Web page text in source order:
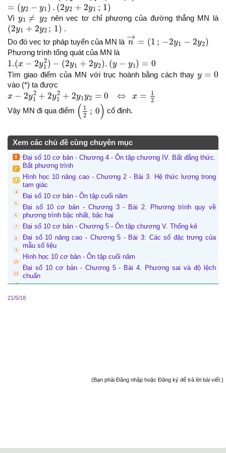
= (y2 − y1) . (2y2 + 2y1 ; 1)
y 2 2+2y 1 1)
Vì y1 ≠ y2
y1≠ y 2 nên vec tơ chỉ phương của đường thẳng MN là
(2y1 + 2y2 ; 1)
(2 y1+2 y2;1
.
Do đó vec tơ pháp tuyến của MN là
→
n = (1 ; −2y1 − 2y2)
n→
Phương trình tổng quát của MN là
1.(x − 2y2
1 ) − (2y1 + 2y2). (y − y1 ) = 0
1.(x − 2y12)− (2y1+2y 2).(y−y1)=
Tìm giao điểm của MN với trục hoành bằng cách thayy = 0
y
vào (*) ta được
x − 2y2
1 + 2y2
1 + 2y1 y2 = 0 ⇔ x =
1
2
x−2 y1 2+ 2y12+ 1 x
Vậy MN đi qua điểm ( 1
2 ; 0)
(12;0
cố định.
Xem các chủ đề cùng chuyên mục
Đại số 10 cơ bản - Chương 4 - Ôn tập chương IV. Bất đẳng thức.
Bất phương trình
Hình học 10 nâng cao - Chương 2 - Bài 3. Hệ thức lượng trong
tam giác
Đại số 10 cơ bản - Ôn tập cuối năm
Đại số 10 cơ bản - Chương 3 - Bài 2. Phương trình quy về
phương trình bậc nhất, bậc hai
Đại số 10 cơ bản - Chương 5 - Ôn tập chương V. Thống kê
Đại số 10 nâng cao - Chương 5 - Bài 3: Các số đặc trưng của
mẫu số liệu
Hình học 10 cơ bản - Ôn tập cuối năm
Đại số 10 cơ bản - Chương 5 - Bài 4. Phương sai và độ lệch
chuẩn
21/5/18
(Bạn phải Đăng nhập hoặc Đăng ký để trả lời bài viết.)